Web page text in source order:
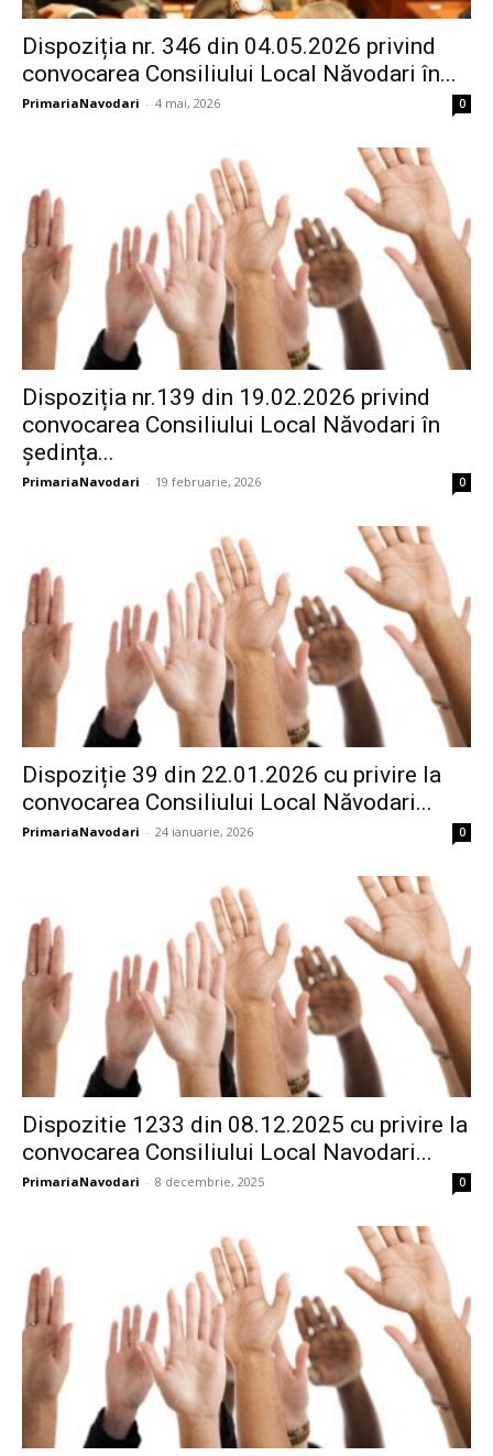
Dispoziția nr. 346 din 04.05.2026 privind
convocarea Consiliului Local Năvodari în...
PrimariaNavodari - 4 mai, 2026 0
Dispoziția nr.139 din 19.02.2026 privind
convocarea Consiliului Local Năvodari în
ședința...
PrimariaNavodari - 19 februarie, 2026 0
Dispoziție 39 din 22.01.2026 cu privire la
convocarea Consiliului Local Năvodari...
PrimariaNavodari - 24 ianuarie, 2026 0
Dispozitie 1233 din 08.12.2025 cu privire la
convocarea Consiliului Local Navodari...
PrimariaNavodari - 8 decembrie, 2025 0